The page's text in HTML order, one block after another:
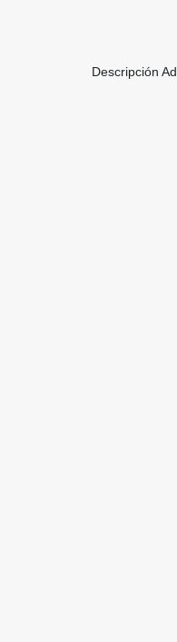
Descripción